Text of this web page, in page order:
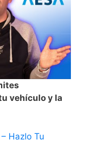
vehículo y la
Hazlo Tu